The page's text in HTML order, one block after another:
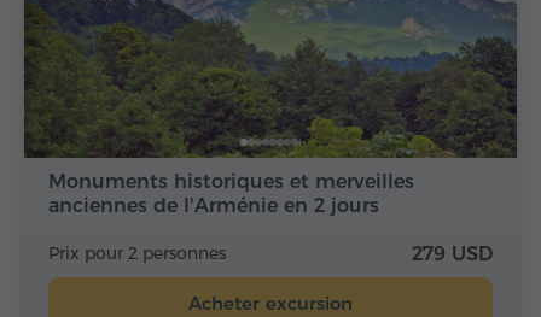
Monuments historiques et merveilles
anciennes de l'Arménie en 2 jours
Prix pour 2 personnes 279 USD
Acheter excursion